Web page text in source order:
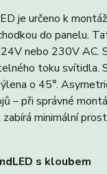
je určeno k
do panelu.
nebo 230V AC.
toku svítidla.
o 45°.
– při správné
minimální
s kloubem